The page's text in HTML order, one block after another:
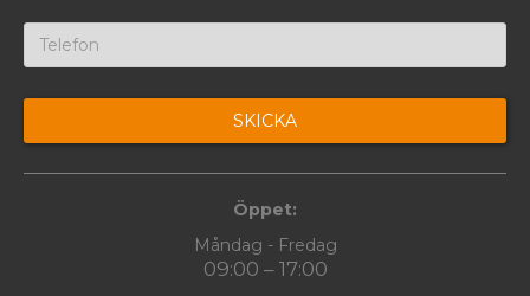
Öppet:
Måndag - Fredag
09:00 – 17:00